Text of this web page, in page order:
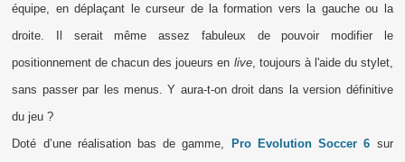
équipe, en déplaçant le curseur de la formation vers la gauche ou la
droite. Il serait même assez fabuleux de pouvoir modifier le
positionnement de chacun des joueurs en live, toujours à l'aide du stylet,
sans passer par les menus. Y aura-t-on droit dans la version définitive
du jeu ?
Doté d’une réalisation bas de gamme,
Pro Evolution Soccer 6 sur